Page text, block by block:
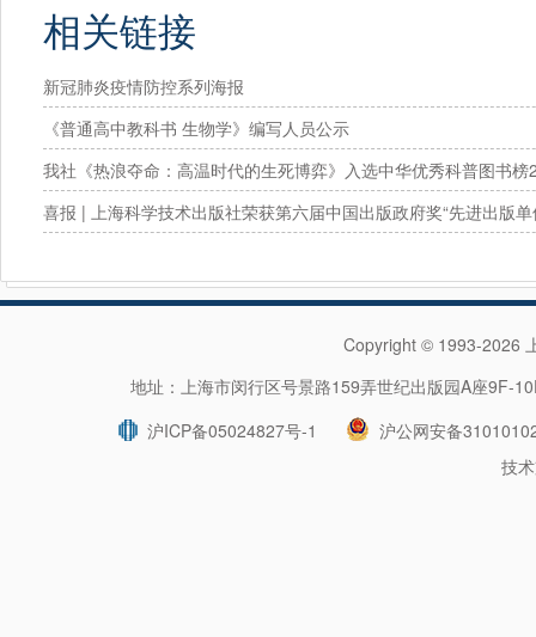
相关链接
新冠肺炎疫情防控系列海报
《普通高中教科书 生物学》编写人员公示
我社《热浪夺命：高温时代的生死博弈》入选中华优秀科普图书
喜报 | 上海科学技术出版社荣获第六届中国出版政府奖“先进出版单
Copyright © 1993-2026
地址：上海市闵行区号景路159弄世纪出版园A座
沪ICP备05024827号-1
沪公网安备
技